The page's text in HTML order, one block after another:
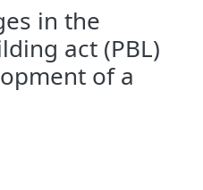
in the
act (PBL)
of a